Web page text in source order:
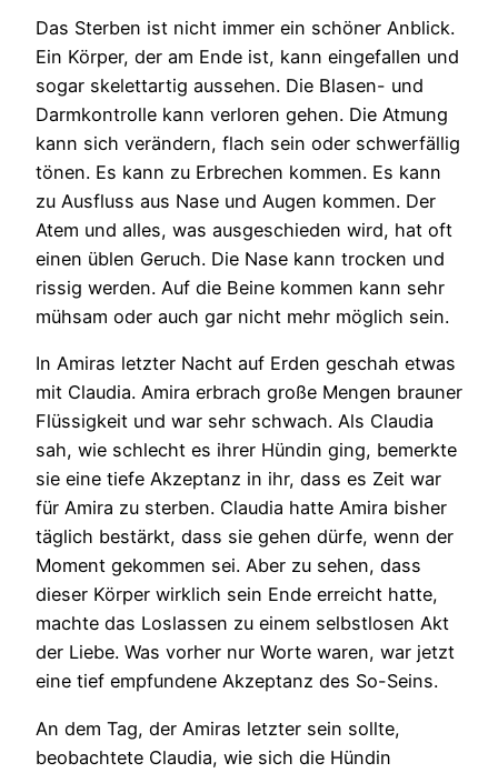
Das Sterben ist nicht immer ein schöner Anblick.
Ein Körper, der am Ende ist, kann eingefallen und
sogar skelettartig aussehen. Die Blasen- und
Darmkontrolle kann verloren gehen. Die Atmung
kann sich verändern, flach sein oder schwerfällig
tönen. Es kann zu Erbrechen kommen. Es kann
zu Ausfluss aus Nase und Augen kommen. Der
Atem und alles, was ausgeschieden wird, hat oft
einen üblen Geruch. Die Nase kann trocken und
rissig werden. Auf die Beine kommen kann sehr
mühsam oder auch gar nicht mehr möglich sein.
In Amiras letzter Nacht auf Erden geschah etwas
mit Claudia. Amira erbrach große Mengen brauner
Flüssigkeit und war sehr schwach. Als Claudia
sah, wie schlecht es ihrer Hündin ging, bemerkte
sie eine tiefe Akzeptanz in ihr, dass es Zeit war
für Amira zu sterben. Claudia hatte Amira bisher
täglich bestärkt, dass sie gehen dürfe, wenn der
Moment gekommen sei. Aber zu sehen, dass
dieser Körper wirklich sein Ende erreicht hatte,
machte das Loslassen zu einem selbstlosen Akt
der Liebe. Was vorher nur Worte waren, war jetzt
eine tief empfundene Akzeptanz des So-Seins.
An dem Tag, der Amiras letzter sein sollte,
beobachtete Claudia, wie sich die Hündin